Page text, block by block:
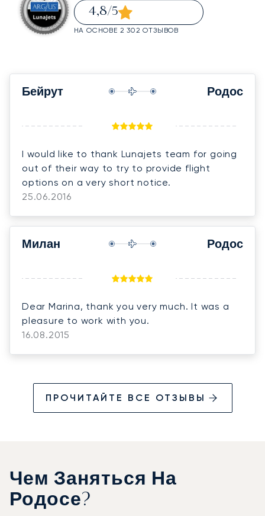
4,8/5
НА ОСНОВЕ 2 302 ОТЗЫВОВ
Бейрут Родос
I would like to thank Lunajets team for going
out of their way to try to provide flight
options on a very short notice.
25.06.2016
Милан Родос
Dear Marina, thank you very much. It was a
pleasure to work with you.
16.08.2015
ПРОЧИТАЙТЕ ВСЕ ОТЗЫВЫ
Чем Заняться На
Родосе?